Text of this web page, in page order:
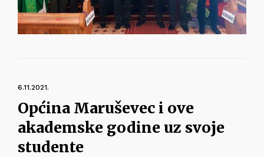
6.11.2021.
Općina Maruševec i ove
akademske godine uz svoje
studente